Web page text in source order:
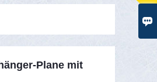

Plane mit